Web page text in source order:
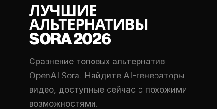
ЛУЧШИЕ
АЛЬТЕРНАТИВЫ
SORA 2026
Сравнение топовых альтернатив
OpenAI Sora. Найдите AI-генераторы
видео, доступные сейчас с похожими
возможностями.